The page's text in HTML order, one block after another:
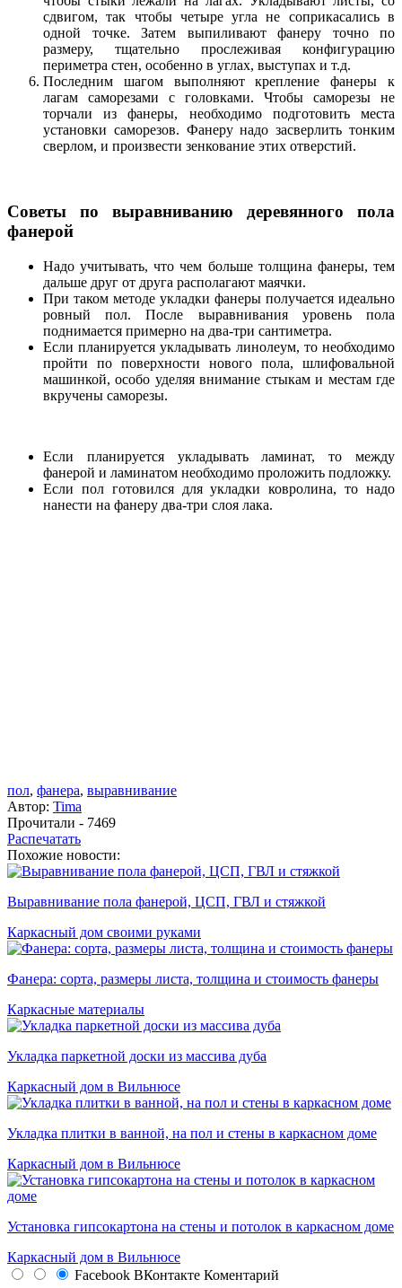
сдвигом, так чтобы четыре угла не соприкасались в
одной точке. Затем выпиливают фанеру точно по
размеру, тщательно прослеживая конфигурацию
периметра стен, особенно в углах, выступах и т.д.
Последним шагом выполняют крепление фанеры к
лагам саморезами с головками. Чтобы саморезы не
торчали из фанеры, необходимо подготовить места
установки саморезов. Фанеру надо засверлить тонким
сверлом, и произвести зенкование этих отверстий.
Советы по выравниванию деревянного пола
фанерой
Надо учитывать, что чем больше толщина фанеры, тем
дальше друг от друга располагают маячки.
При таком методе укладки фанеры получается идеально
ровный пол. После выравнивания уровень пола
поднимается примерно на два-три сантиметра.
Если планируется укладывать линолеум, то необходимо
пройти по поверхности нового пола, шлифовальной
машинкой, особо уделяя внимание стыкам и местам где
вкручены саморезы.
Если планируется укладывать ламинат, то между
фанерой и ламинатом необходимо проложить подложку.
Если пол готовился для укладки ковролина, то надо
нанести на фанеру два-три слоя лака.
пол, фанера, выравнивание
Автор: Tima
Прочитали - 7469
Распечатать
Похожие новости:
Выравнивание пола фанерой, ЦСП, ГВЛ и стяжкой
Каркасный дом своими руками
Фанера: сорта, размеры листа, толщина и стоимость фанеры
Каркасные материалы
Укладка паркетной доски из массива дуба
Каркасный дом в Вильнюсе
Укладка плитки в ванной, на пол и стены в каркасном доме
Каркасный дом в Вильнюсе
Установка гипсокартона на стены и потолок в каркасном доме
Каркасный дом в Вильнюсе
Facebook ВКонтакте Коментарий